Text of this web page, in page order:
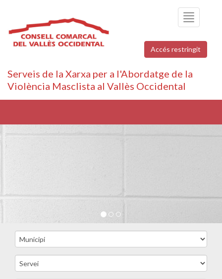
Toggle
navigation
Accés restringit
Serveis de la Xarxa per a l'Abordatge de la
Violència Masclista al Vallès Occidental